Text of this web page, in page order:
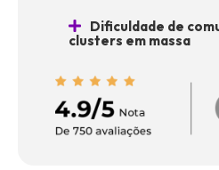
Dificuldade de
clusters em massa